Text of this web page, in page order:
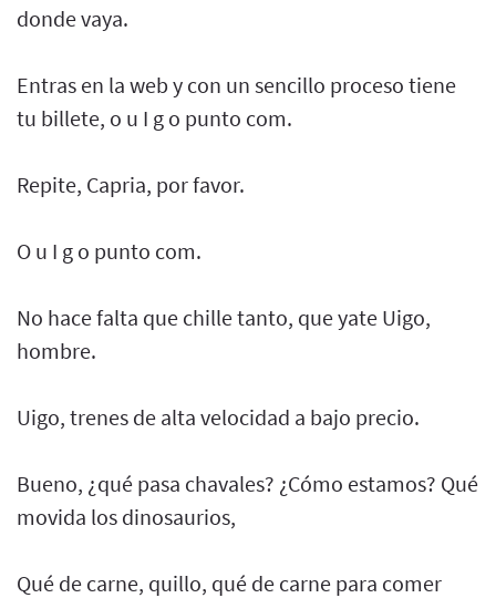
donde vaya.
Entras en la web y con un sencillo proceso tiene
tu billete, o u I g o punto com.
Repite, Capria, por favor.
O u I g o punto com.
No hace falta que chille tanto, que yate Uigo,
hombre.
Uigo, trenes de alta velocidad a bajo precio.
Bueno, ¿qué pasa chavales? ¿Cómo estamos? Qué
movida los dinosaurios,
Qué de carne, quillo, qué de carne para comer